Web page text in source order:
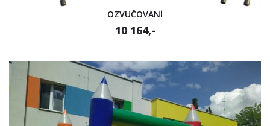
OZVUČOVÁNÍ
10 164,-